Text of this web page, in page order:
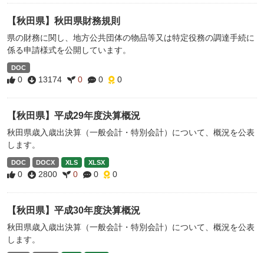
【秋田県】秋田県財務規則
県の財務に関し、地方公共団体の物品等又は特定役務の調達手続に
係る申請様式を公開しています。
DOC
0 13174 0 0 0
【秋田県】平成29年度決算概況
秋田県歳入歳出決算（一般会計・特別会計）について、概況を公表
します。
DOC DOCX XLS XLSX
0 2800 0 0 0
【秋田県】平成30年度決算概況
秋田県歳入歳出決算（一般会計・特別会計）について、概況を公表
します。